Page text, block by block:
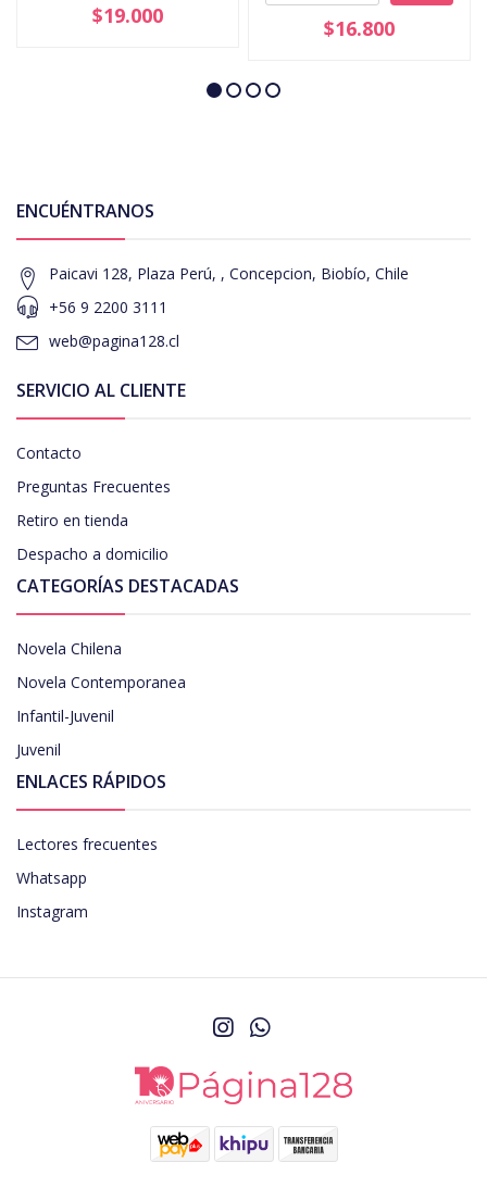
$19.000 $16.800
ENCUÉNTRANOS
Paicavi 128, Plaza Perú, , Concepcion, Biobío, Chile
+56 9 2200 3111
web@pagina128.cl
SERVICIO AL CLIENTE
Contacto
Preguntas Frecuentes
Retiro en tienda
Despacho a domicilio
CATEGORÍAS DESTACADAS
Novela Chilena
Novela Contemporanea
Infantil-Juvenil
Juvenil
ENLACES RÁPIDOS
Lectores frecuentes
Whatsapp
Instagram